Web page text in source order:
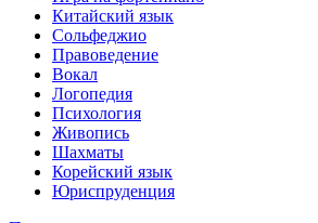
Китайский язык
Сольфеджио
Правоведение
Вокал
Логопедия
Психология
Живопись
Шахматы
Корейский язык
Юриспруденция